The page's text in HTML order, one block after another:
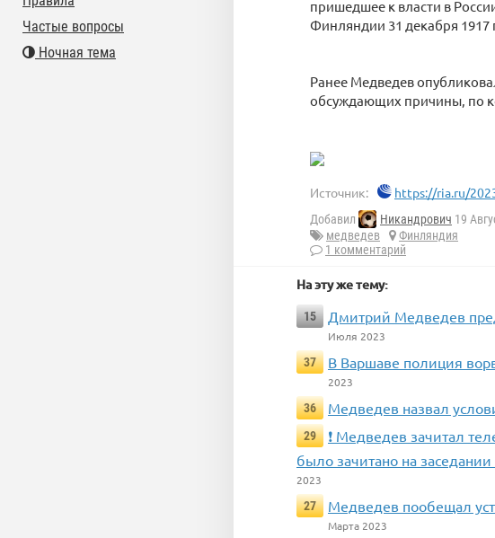
пришедшее к власти в
Финляндии 31 декабря 1917
Ранее Медведев
обсуждающих причины, по
Источник: https://ria.ru/
Добавил Никандрович 19
медведев
Финляндия
1 комментарий
На эту же тему:
15 Дмитрий Медведев
Июля 2023
37
В Варшаве полиция
2023
36
Медведев назвал
29
❗ Медведев зачитал
было зачитано на
2023
27
Медведев пообещал
Марта 2023
Частые вопросы
Ночная тема